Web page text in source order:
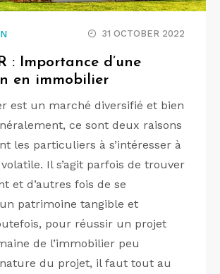
31 OCTOBER 2022
: Importance d’une
en immobilier
est un marché diversifié et bien
ce sont deux raisons
les particuliers à s’intéresser à
Il s’agit parfois de trouver
et d’autres fois de se
patrimoine tangible et
pour réussir un projet
de l’immobilier peu
du projet, il faut tout au